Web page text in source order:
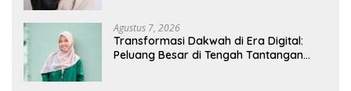
Agustus 7, 2026
Transformasi Dakwah di Era Digital:
Peluang Besar di Tengah Tantangan